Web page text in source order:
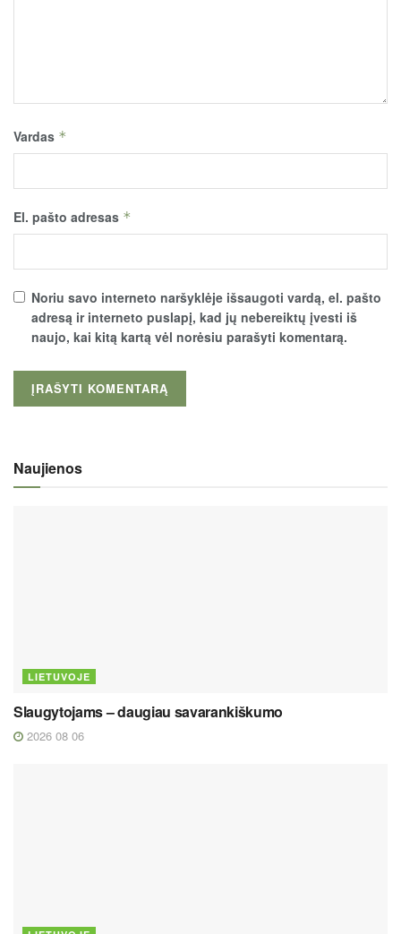
Vardas *
El. pašto adresas *
Noriu savo interneto naršyklėje išsaugoti vardą, el. pašto
adresą ir interneto puslapį, kad jų nebereiktų įvesti iš
naujo, kai kitą kartą vėl norėsiu parašyti komentarą.
Naujienos
LIETUVOJE
Slaugytojams – daugiau savarankiškumo
2026 08 06